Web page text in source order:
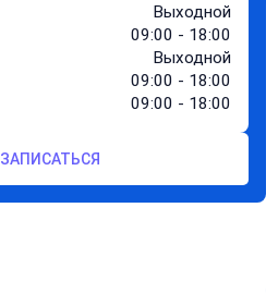
Выходной
09:00 - 18:00
Выходной
09:00 - 18:00
09:00 - 18:00
ЗАПИСАТЬСЯ